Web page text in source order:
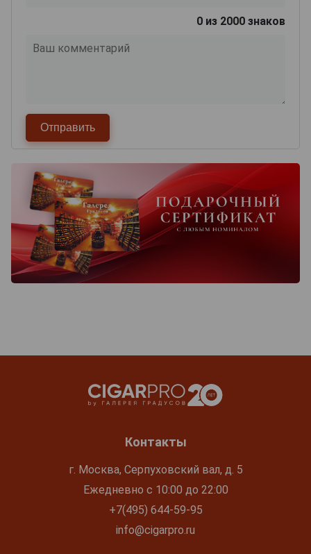
0 из 2000 знаков
Контакты
г. Москва, Серпуховский вал, д. 5
Ежедневно с 10:00 до 22:00
+7(495) 644-59-95
info@cigarpro.ru